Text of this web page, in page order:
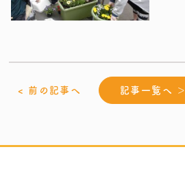
< 前の記事へ 記事一覧へ ＞